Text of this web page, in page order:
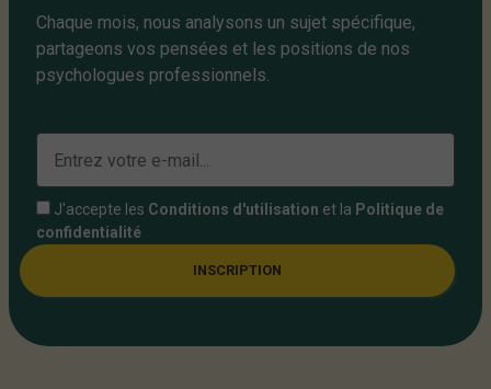
Chaque mois, nous analysons un sujet spécifique,
partageons vos pensées et les positions de nos
psychologues professionnels.
J'accepte les Conditions d'utilisation et la Politique de
confidentialité
INSCRIPTION